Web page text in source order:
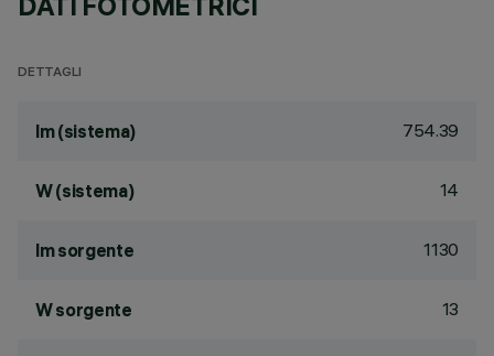
DETTAGLI
lm (sistema) 754.39
W (sistema) 14
lm sorgente 1130
W sorgente 13